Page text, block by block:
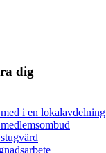
dig
i en lokalavdelning